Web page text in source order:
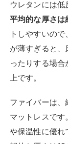
ウレタンには低
平均的な厚さは
トしやすいの
が薄すぎると
ったりする場
上です。
ファイバーは
マットレスです
や保温性に優れ